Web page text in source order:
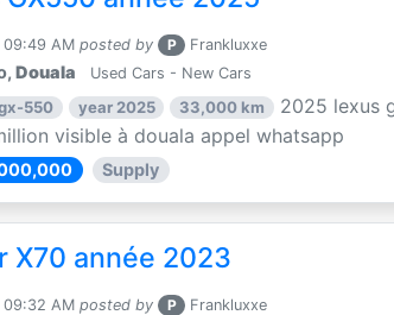
09:49 AM posted by P Frankluxxe
Douala Used Cars - New Cars
550 year 2025 33,000 km
2025 lexus
visible à douala appel whatsapp
Supply
X70 année 2023
09:32 AM posted by P Frankluxxe